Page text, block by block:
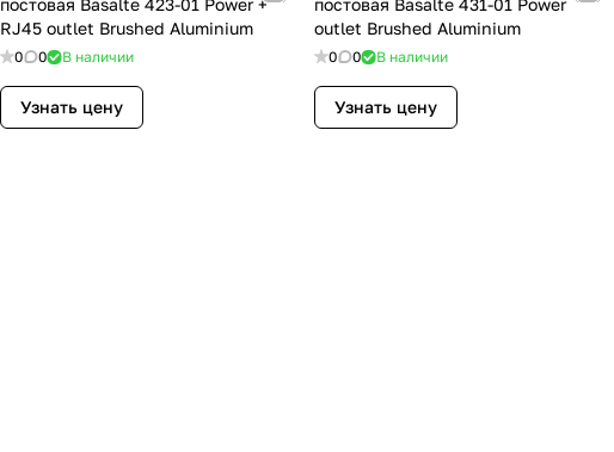
постовая Basalte 423-01 Power +
RJ45 outlet Brushed Aluminium
0 0 В наличии
Узнать цену
постовая Basalte 431-01 Power
outlet Brushed Aluminium
0 0 В наличии
Узнать цену